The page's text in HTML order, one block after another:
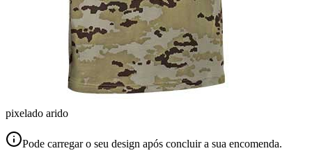
pixelado arido
Pode carregar o seu design após concluir a sua encomenda.